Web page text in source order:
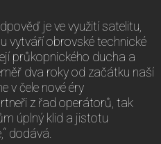
je ve využití satelitu,
vytváří obrovské technické
průkopnického ducha a
dva roky od začátku naší
v čele nové éry
z řad operátorů, tak
úplný klid a jistotu
dodává.